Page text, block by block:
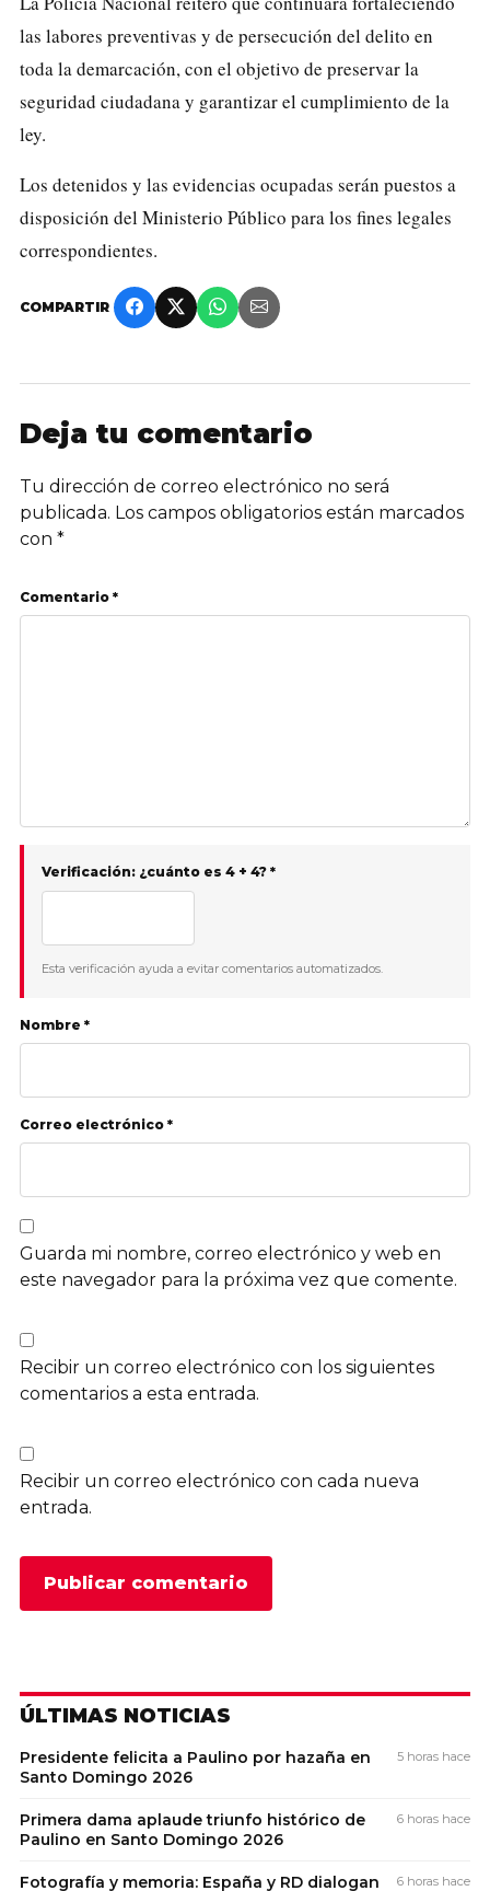
las labores preventivas y de persecución del delito en
toda la demarcación, con el objetivo de preservar la
seguridad ciudadana y garantizar el cumplimiento de la
ley.
Los detenidos y las evidencias ocupadas serán puestos a
disposición del Ministerio Público para los fines legales
correspondientes.
COMPARTIR
Deja tu comentario
Tu dirección de correo electrónico no será
publicada. Los campos obligatorios están marcados
con *
Comentario *
Verificación: ¿cuánto es 4 + 4? *
Esta verificación ayuda a evitar comentarios automatizados.
Nombre *
Correo electrónico *
Guarda mi nombre, correo electrónico y web en
este navegador para la próxima vez que comente.
Recibir un correo electrónico con los siguientes
comentarios a esta entrada.
Recibir un correo electrónico con cada nueva
entrada.
ÚLTIMAS NOTICIAS
Presidente felicita a Paulino por hazaña en
Santo Domingo 2026
5 horas hace
Primera dama aplaude triunfo histórico de
Paulino en Santo Domingo 2026
6 horas hace
Fotografía y memoria: España y RD dialogan
6 horas hace